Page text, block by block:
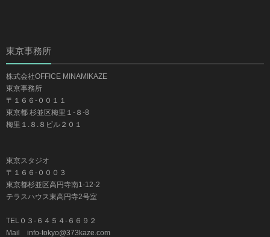
東京事務所
株式会社OFFICE MINAMIKAZE
東京事務所
〒１６６-００１１
東京都 杉並区梅里１-８-8
梅里１.８.８ビル２０１
東京スタジオ
〒１６６-０００３
東京都杉並区高円寺南1-12-2
テラスハウス東高円寺2号室
TEL０３-６４５４-６６９２
Mail info-tokyo@373kaze.com